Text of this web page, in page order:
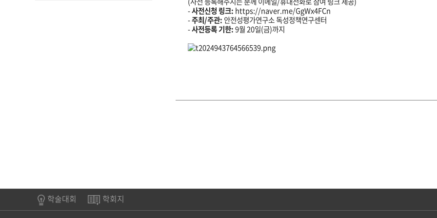
-사전신청 링크: https://naver.me/GgWx4FCn
-주최/주관: 안전성평가연구소 독성정책연구센터
-사전등록 기한:9월 20일(금)까지
학술대회 학회지